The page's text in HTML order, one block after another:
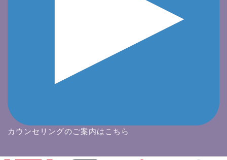
カウンセリングのご案内はこちら